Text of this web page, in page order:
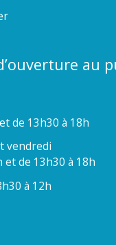
au
de 13h30 à 18h
vendredi
et de 13h30 à 18h
à 12h